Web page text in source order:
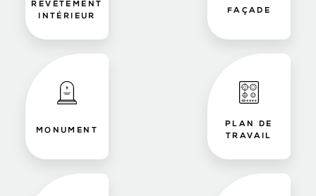
REVÊTEMENT
INTÉRIEUR
FAÇADE
MONUMENT
PLAN DE
TRAVAIL